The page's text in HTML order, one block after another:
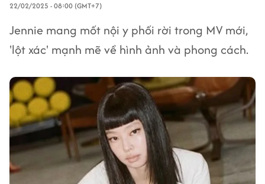
22/02/2025 - 08:00 (GMT+7)
Jennie mang mốt nội y phối rời trong MV mới,
'lột xác' mạnh mẽ về hình ảnh và phong cách.